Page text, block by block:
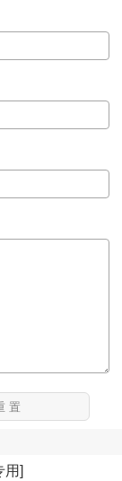
用]